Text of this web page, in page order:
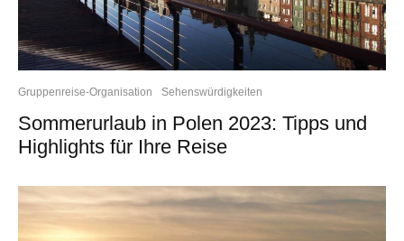
Gruppenreise-Organisation Sehenswürdigkeiten
Sommerurlaub in Polen 2023: Tipps und
Highlights für Ihre Reise